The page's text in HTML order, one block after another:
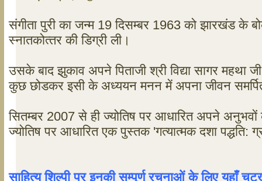
संगीता पुरी का जन्म 19 दिसम्‍बर 1963 को झारखंड के
स्‍नातकोत्‍तर की डिग्री ली।
उसके बाद झुकाव अपने पिताजी श्री विद्या सागर महथा
कुछ छोडकर इसी के अध्‍ययन मनन में अपना जीवन
सितम्‍बर 2007 से ही ज्‍योतिष पर आधारित अपने
ज्‍योतिष पर आधारित एक पुस्‍तक 'गत्‍यात्‍मक दशा पद्धति:
साहित्य शिल्पी पर इनकी सम्पूर्ण रचनाओं के लिए यहाँ